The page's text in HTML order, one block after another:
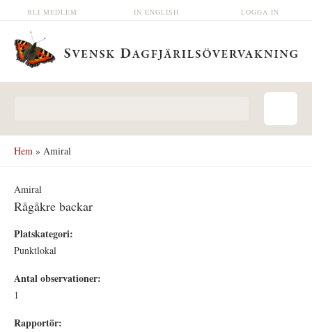
Hoppa till huvudinnehåll LOGGA IN
IN ENGLISH
BLI MEDLEM
Hem » Amiral
Amiral
Rågåkre backar
Platskategori:
Punktlokal
Antal observationer:
1
Rapportör: